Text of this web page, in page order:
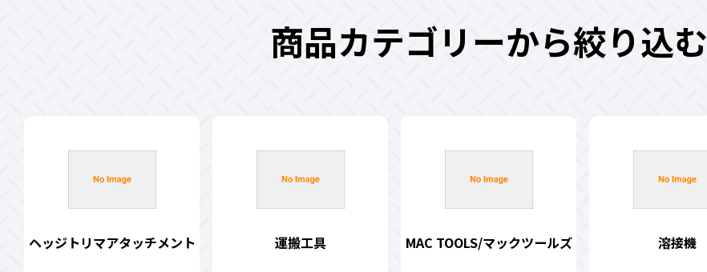
商品カテゴリーから絞り込む
ヘッジトリマアタッチメント 運搬工具 MAC TOOLS/マックツールズ 溶接機